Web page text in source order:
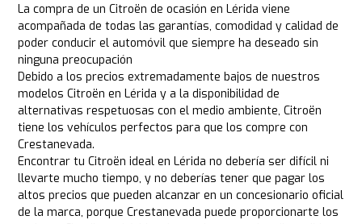
La compra de un Citroën de ocasión en Lérida viene
acompañada de todas las garantías, comodidad y calidad de
poder conducir el automóvil que siempre ha deseado sin
ninguna preocupación
Debido a los precios extremadamente bajos de nuestros
modelos Citroën en Lérida y a la disponibilidad de
alternativas respetuosas con el medio ambiente, Citroën
tiene los vehículos perfectos para que los compre con
Crestanevada.
Encontrar tu Citroën ideal en Lérida no debería ser difícil ni
llevarte mucho tiempo, y no deberías tener que pagar los
altos precios que pueden alcanzar en un concesionario oficial
de la marca, porque Crestanevada puede proporcionarte los